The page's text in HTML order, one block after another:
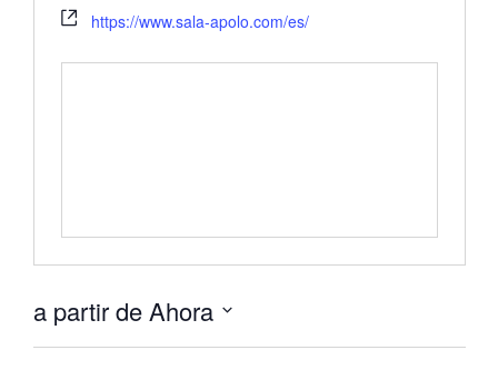
https://www.sala-apolo.com/es/
a partir de Ahora
fecha.